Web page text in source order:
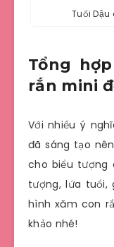
Tuổi
Tổng
rắn mini
Với nhiều ý
đã sáng tạo
cho biểu tượng
tượng, lứa tuổi,
hình xăm con
khảo nhé!